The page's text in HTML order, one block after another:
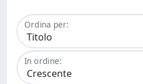
Ordina per:
In ordine: